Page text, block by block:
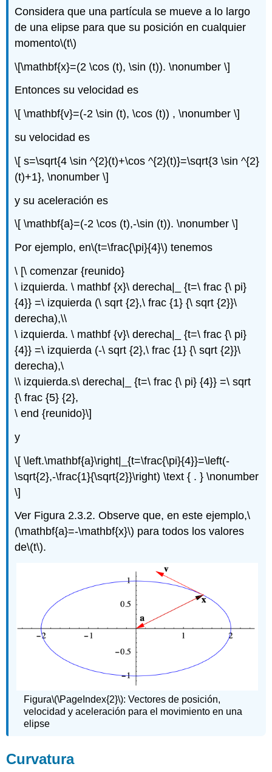
Considera que una partícula se mueve a lo largo
de una elipse para que su posición en cualquier
momento\(t\)
\[\mathbf{x}=(2 \cos (t), \sin (t)). \nonumber \]
Entonces su velocidad es
\[ \mathbf{v}=(-2 \sin (t), \cos (t)) , \nonumber \]
su velocidad es
\[ s=\sqrt{4 \sin ^{2}(t)+\cos ^{2}(t)}=\sqrt{3 \sin ^{2}
(t)+1}, \nonumber \]
y su aceleración es
\[ \mathbf{a}=(-2 \cos (t),-\sin (t)). \nonumber \]
Por ejemplo, en\(t=\frac{\pi}{4}\) tenemos
\ [\ comenzar {reunido}
\ izquierda. \ mathbf {x}\ derecha|_ {t=\ frac {\ pi}
{4}} =\ izquierda (\ sqrt {2},\ frac {1} {\ sqrt {2}}\
derecha),\\
\ izquierda. \ mathbf {v}\ derecha|_ {t=\ frac {\ pi}
{4}} =\ izquierda (-\ sqrt {2},\ frac {1} {\ sqrt {2}}\
derecha),\
\\ izquierda.s\ derecha|_ {t=\ frac {\ pi} {4}} =\ sqrt
{\ frac {5} {2},
\ end {reunido}\]
y
\[ \left.\mathbf{a}\right|_{t=\frac{\pi}{4}}=\left(-
\sqrt{2},-\frac{1}{\sqrt{2}}\right) \text { . } \nonumber
\]
Ver Figura 2.3.2. Observe que, en este ejemplo,\
(\mathbf{a}=-\mathbf{x}\) para todos los valores
de\(t\).
Figura\(\PageIndex{2}\): Vectores de posición,
velocidad y aceleración para el movimiento en una
elipse
Curvatura